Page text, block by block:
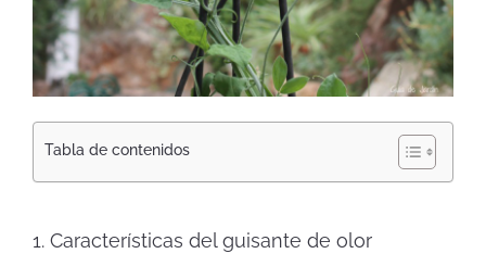
Tabla de contenidos
1. Características del guisante de olor